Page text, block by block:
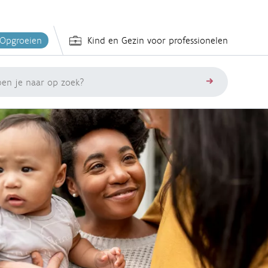
Kind en Gezin voor professionelen